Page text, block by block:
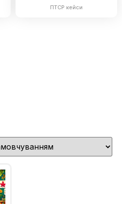
ПТСР кейси